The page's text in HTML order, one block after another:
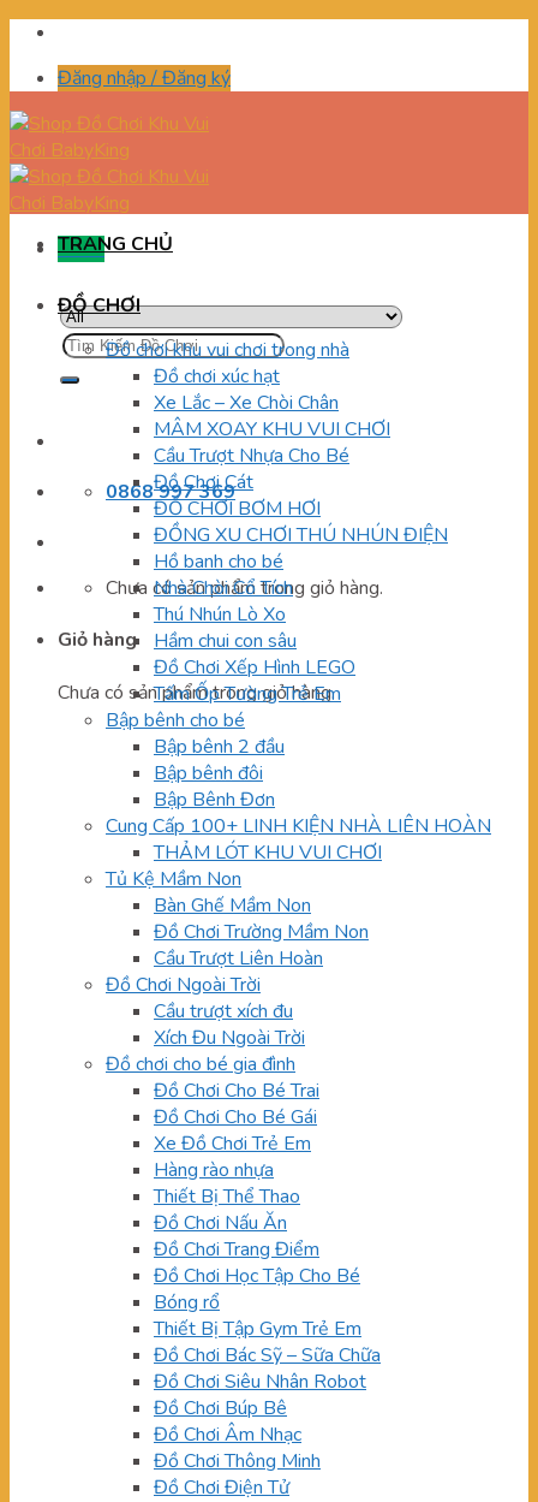
Skip
contentĐăng nhập / Đăng ký
Menu
Tìm
kiếm:
0868 997 369
Chưa có sản phẩm trong giỏ hàng.
Giỏ hàng
Chưa có sản phẩm trong giỏ hàng.
TRANG CHỦ
ĐỒ CHƠI
Đồ chơi khu vui chơi trong nhà
Đồ chơi xúc hạt
Xe Lắc – Xe Chòi Chân
MÂM XOAY KHU VUI CHƠI
Cầu Trượt Nhựa Cho Bé
Đồ Chơi Cát
ĐỒ CHƠI BƠM HƠI
ĐỒNG XU CHƠI THÚ NHÚN ĐIỆN
Hồ banh cho bé
Nhà Chòi Cổ Tích
Thú Nhún Lò Xo
Hầm chui con sâu
Đồ Chơi Xếp Hình LEGO
Tấm Ốp Tường Trẻ Em
Bập bênh cho bé
Bập bênh 2 đầu
Bập bênh đôi
Bập Bênh Đơn
Cung Cấp 100+ LINH KIỆN NHÀ LIÊN HOÀN
THẢM LÓT KHU VUI CHƠI
Tủ Kệ Mầm Non
Bàn Ghế Mầm Non
Đồ Chơi Trường Mầm Non
Cầu Trượt Liên Hoàn
Đồ Chơi Ngoài Trời
Cầu trượt xích đu
Xích Đu Ngoài Trời
Đồ chơi cho bé gia đình
Đồ Chơi Cho Bé Trai
Đồ Chơi Cho Bé Gái
Xe Đồ Chơi Trẻ Em
Hàng rào nhựa
Thiết Bị Thể Thao
Đồ Chơi Nấu Ăn
Đồ Chơi Trang Điểm
Đồ Chơi Học Tập Cho Bé
Bóng rổ
Thiết Bị Tập Gym Trẻ Em
Đồ Chơi Bác Sỹ – Sữa Chữa
Đồ Chơi Siêu Nhân Robot
Đồ Chơi Búp Bê
Đồ Chơi Âm Nhạc
Đồ Chơi Thông Minh
Đồ Chơi Điện Tử